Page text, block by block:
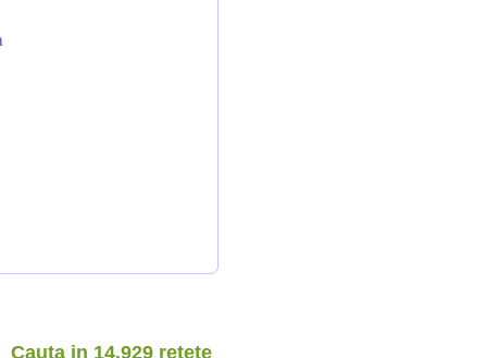
Cauta in 14.929 retete